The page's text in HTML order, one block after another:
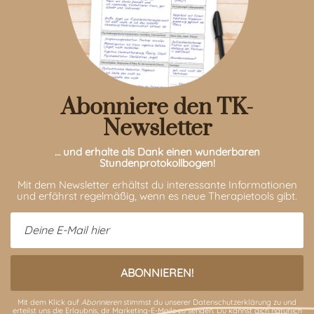
Abonniere den TK-
Newsletter
… und erhalte als Dank einen wunderbaren
Stundenprotokollbogen!
Mit dem Newsletter erhältst du interessante Informationen
und erfährst regelmäßig, wenn es neue Therapietools gibt.
Mit dem Klick auf Abonnierenstimmst du unserer Datenschutzerklärung zu und
erteilst uns die Erlaubnis, dir Marketing-E-Mails zu senden. Du kannst dich natürlich